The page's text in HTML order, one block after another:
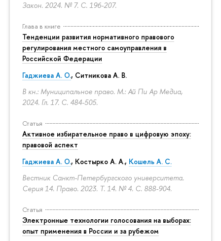
Закон. 2024. № 7. С. 196-207.
Глава в книге
Тенденции развития нормативного правового
регулирования местного самоуправления в
Российской Федерации
Гаджиева А. О., Ситникова А. В.
В кн.: Муниципальное право. М.: Ай Пи Ар Медиа,
2024. Гл. 17. С. 484-505.
Статья
Активное избирательное право в цифровую эпоху:
правовой аспект
Гаджиева А. О., Костырко А. А., Кошель А. С.
Вестник Санкт-Петербургского университета.
Серия 14. Право. 2023. Т. 14. № 4. С. 888-904.
Статья
Электронные технологии голосования на выборах:
опыт применения в России и за рубежом